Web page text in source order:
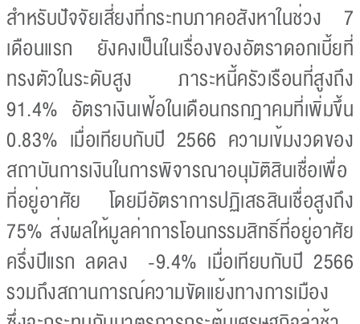
สำหรับปัจจัยเสี่ยงที่กระทบภาคอสังหาในช่วง 7
เดือนแรก ยังคงเป็นในเรื่องของอัตราดอกเบี้ยที่
ทรงตัวในระดับสูง ภาระหนี้ครัวเรือนที่สูงถึง
91.4% อัตราเงินเฟ้อในเดือนกรกฎาคมที่เพิ่มขึ้น
0.83% เมื่อเทียบกับปี 2566 ความเข้มงวดของ
สถาบันการเงินในการพิจารณาอนุมัติสินเชื่อเพื่อ
ที่อยู่อาศัย โดยมีอัตราการปฏิเสธสินเชื่อสูงถึง
75% ส่งผลให้มูลค่าการโอนกรรมสิทธิ์ที่อยู่อาศัย
ครึ่งปีแรก ลดลง -9.4% เมื่อเทียบกับปี 2566
รวมถึงสถานการณ์ความขัดแย้งทางการเมือง